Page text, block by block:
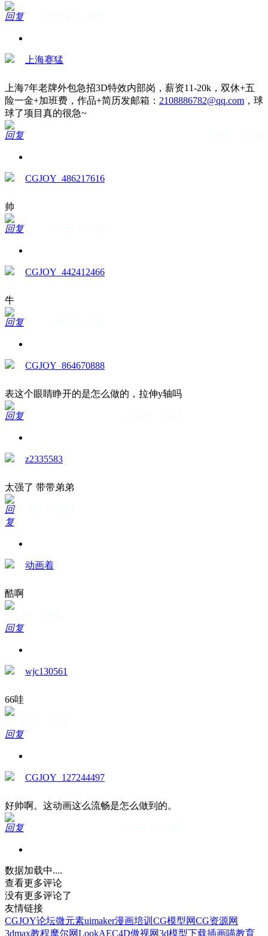
回复
上海赛猛
上海7年老牌外包急招3D特效内部岗，薪资11-20k，双休+五
险一金+加班费，作品+简历发邮箱： 2108886782@qq.com ，球
球了项目真的很急~
回复
CGJOY_486217616
帅
回复
CGJOY_442412466
牛
回复
CGJOY_864670888
表这个眼睛睁开的是怎么做的，拉伸y轴吗
回复
z2335583
太强了 带带弟弟
回
复
动画着
酷啊
回复
wjc130561
66哇
回复
CGJOY_127244497
好帅啊。这动画这么流畅是怎么做到的。
回复
数据加载中....
查看更多评论
没有更多评论了
友情链接
CGJOY论坛微元素uimaker漫画培训 CG模型网CG资源网
3dmax教程摩尔网LookAEC4D傲视网3d模型下载插画喵教育